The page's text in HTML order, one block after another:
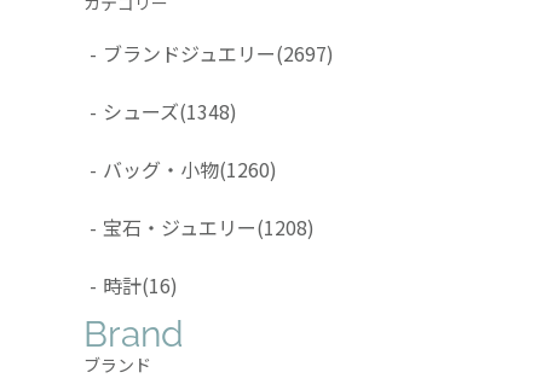
- ブランドジュエリー(2697)
- シューズ(1348)
- バッグ・小物(1260)
- 宝石・ジュエリー(1208)
- 時計(16)
Brand
ブランド